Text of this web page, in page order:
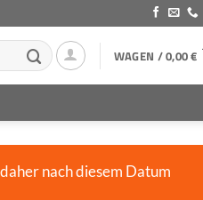
WAGEN /0,00€
nach diesem Datum